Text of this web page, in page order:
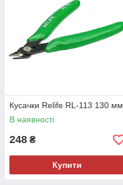
Кусачки Relife RL-113 130 мм
В наявності
248 ₴
Купити